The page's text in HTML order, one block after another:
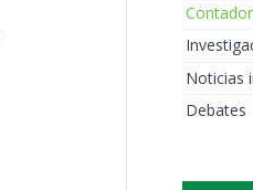
Noticias
Debates